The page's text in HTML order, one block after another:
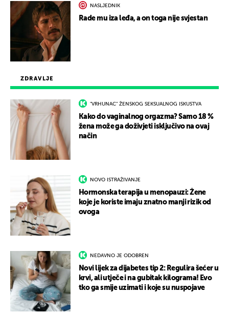
ZDRAVLJE
"VRHUNAC" ŽENSKOG SEKSUALNOG ISKUSTVA
Kako do vaginalnog orgazma? Samo 18 %
žena može ga doživjeti isključivo na ovaj
način
NOVO ISTRAŽIVANJE
Hormonska terapija u menopauzi: Žene
koje je koriste imaju znatno manji rizik od
ovoga
NEDAVNO JE ODOBREN
Novi lijek za dijabetes tip 2: Regulira šećer u
krvi, ali utječe i na gubitak kilograma! Evo
tko ga smije uzimati i koje su nuspojave
NASLJEDNIK
Rade mu iza leđa, a on toga nije svjestan